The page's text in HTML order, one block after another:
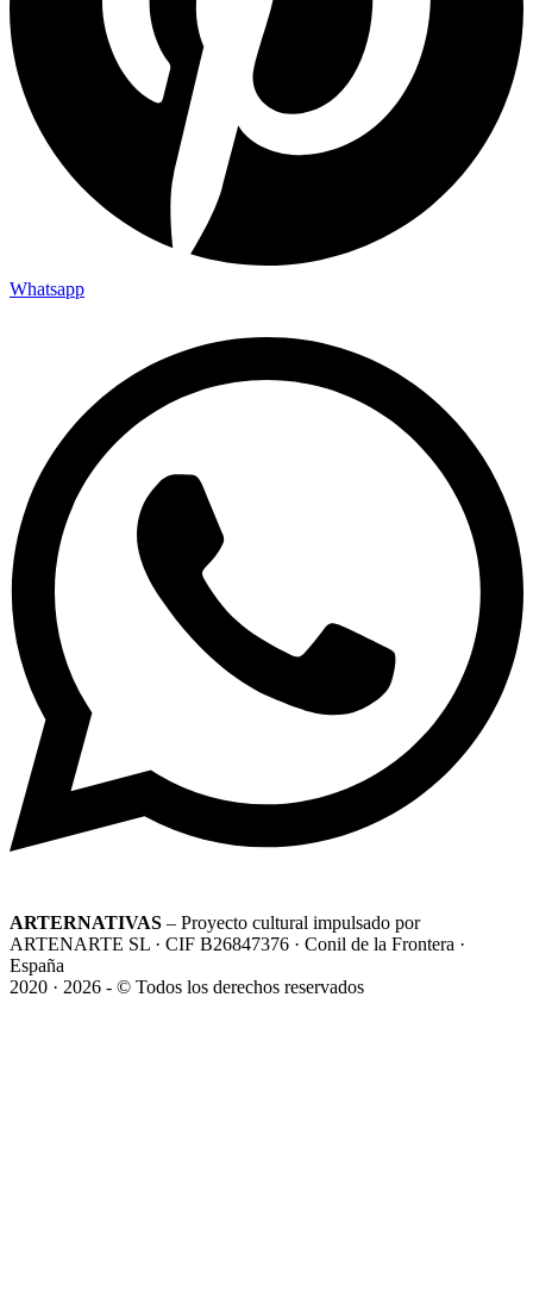
Whatsapp
ARTERNATIVAS – Proyecto cultural impulsado por
ARTENARTE SL · CIF B26847376 · Conil de la Frontera ·
España
2020 · 2026 - © Todos los derechos reservados